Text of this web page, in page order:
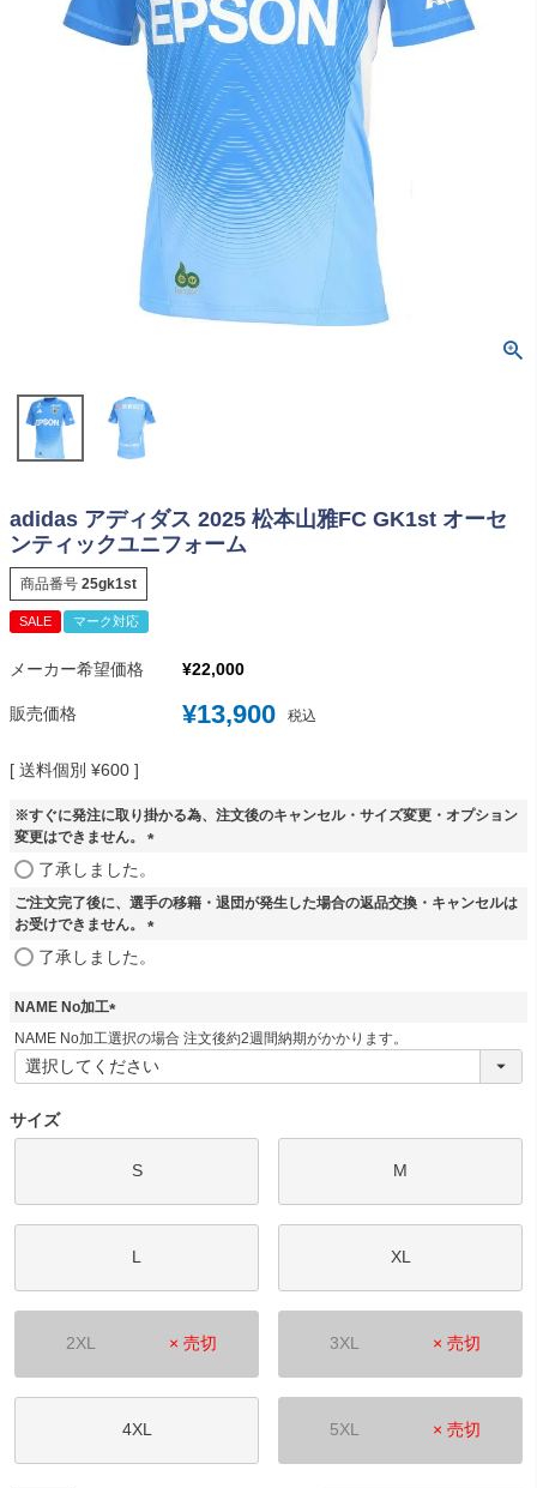
adidas アディダス 2025 松本山雅FC GK1st オーセ
ンティックユニフォーム
商品番号 25gk1st
SALE マーク対応
メーカー希望価格 ¥22,000
販売価格 ¥13,900 税込
送料個別 ¥600
※すぐに発注に取り掛かる為、注文後のキャンセル・サイズ変更・オプション
変更はできません。
須
)
了承しました。
ご注文完了後に、選手の移籍・退団が発生した場合の返品交換・キャンセルは
お受けできません。
了承しました。
NAME No加工
(
必
須
NAME No加工選択の場合 注文後約2週間納期がかかります。
サイズ
S M
L XL
2XL × 売切 3XL × 売切
4XL 5XL × 売切